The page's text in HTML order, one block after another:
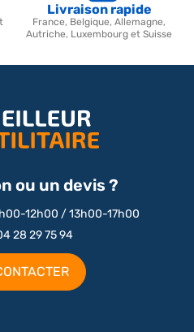
Livraison rapide
France, Belgique, Allemagne,
Autriche, Luxembourg et Suisse
ou un devis ?
12h00 / 13h00-17h00
28 29 75 94